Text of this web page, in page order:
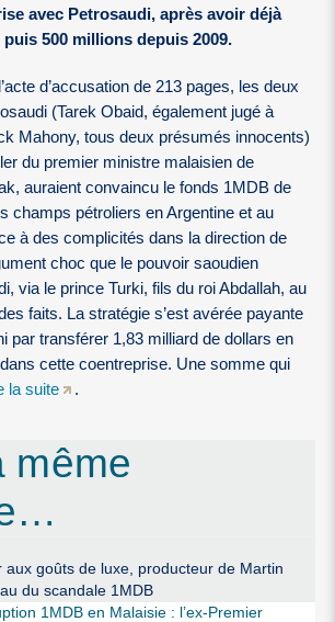
avec Petrosaudi, après avoir déjà
500 millions depuis 2009.
d’accusation de 213 pages, les deux
(Tarek Obaid, également jugé à
Mahony, tous deux présumés innocents)
du premier ministre malaisien de
auraient convaincu le fonds 1MDB de
champs pétroliers en Argentine et au
à des complicités dans la direction de
choc que le pouvoir saoudien
via le prince Turki, fils du roi Abdallah, au
faits. La stratégie s’est avérée payante
par transférer 1,83 milliard de dollars en
cette coentreprise. Une somme qui
la suite .
même
aux goûts de luxe, producteur de Martin
du scandale 1MDB
1MDB en Malaisie : l’ex-Premier